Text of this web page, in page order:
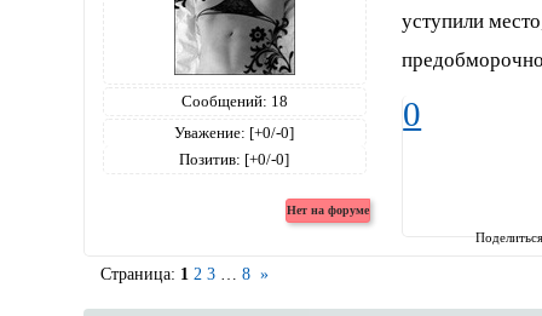
Сообщений: 18
Уважение: [+0/-0]
Позитив: [+0/-0]
уступили
0
Страница: 1 2 3 8 »